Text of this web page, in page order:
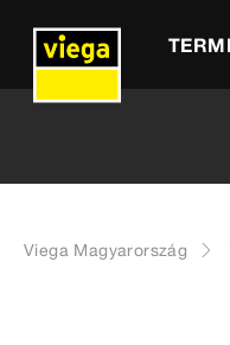
Viega Magyarország